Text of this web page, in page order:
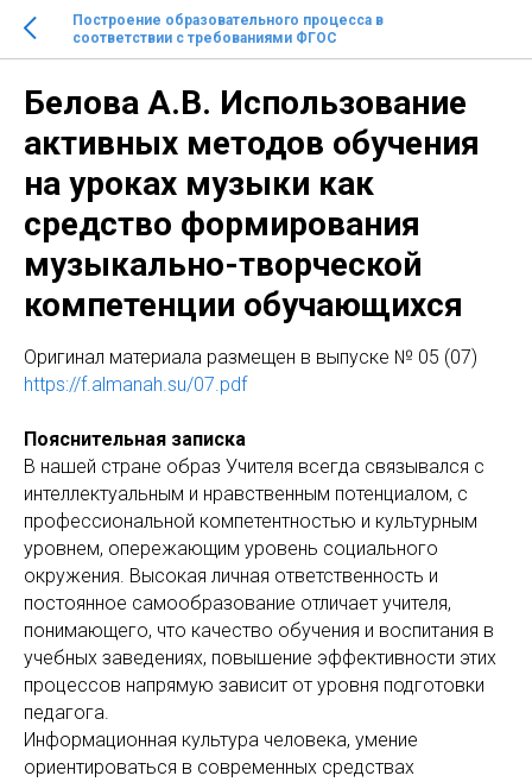
Построение образовательного процесса в
соответствии с требованиями ФГОС
Белова А.В. Использование
активных методов обучения
на уроках музыки как
средство формирования
музыкально-творческой
компетенции обучающихся
Оригинaл материала размещен в выпуске № 05 (07)
https://f.almanah.su/07.pdf
Пояснительная записка
В нашей стране образ Учителя всегда связывался с
интеллектуальным и нравственным потенциалом, с
профессиональной компетентностью и культурным
уровнем, опережающим уровень социального
окружения. Высокая личная ответственность и
постоянное самообразование отличает учителя,
понимающего, что качество обучения и воспитания в
учебных заведениях, повышение эффективности этих
процессов напрямую зависит от уровня подготовки
педагога.
Информационная культура человека, умение
ориентироваться в современных средствах